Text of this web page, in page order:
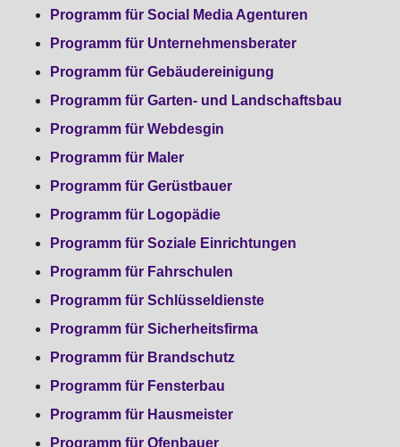
Programm für Social Media Agenturen
Programm für Unternehmensberater
Programm für Gebäudereinigung
Programm für Garten- und Landschaftsbau
Programm für Webdesgin
Programm für Maler
Programm für Gerüstbauer
Programm für Logopädie
Programm für Soziale Einrichtungen
Programm für Fahrschulen
Programm für Schlüsseldienste
Programm für Sicherheitsfirma
Programm für Brandschutz
Programm für Fensterbau
Programm für Hausmeister
Programm für Ofenbauer